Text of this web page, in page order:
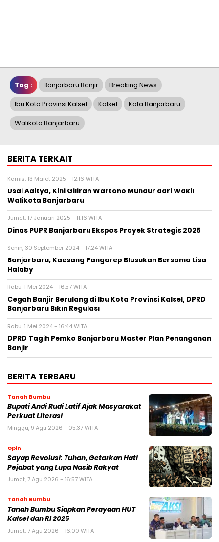
Tag : Banjarbaru Banjir Breaking News
Ibu Kota Provinsi Kalsel Kalsel Kota Banjarbaru
Walikota Banjarbaru
BERITA TERKAIT
Kamis, 13 Maret 2025 - 12:16 WITA
Usai Aditya, Kini Giliran Wartono Mundur dari Wakil
Walikota Banjarbaru
Jumat, 17 Januari 2025 - 11:16 WITA
Dinas PUPR Banjarbaru Ekspos Proyek Strategis 2025
Senin, 30 September 2024 - 17:24 WITA
Banjarbaru, Kaesang Pangarep Blusukan Bersama Lisa
Halaby
Rabu, 1 Mei 2024 - 16:57 WITA
Cegah Banjir Berulang di Ibu Kota Provinsi Kalsel, DPRD
Banjarbaru Bikin Regulasi
Rabu, 1 Mei 2024 - 16:44 WITA
DPRD Tagih Pemko Banjarbaru Master Plan Penanganan
Banjir
BERITA TERBARU
Tanah Bumbu
Bupati Andi Rudi Latif Ajak Masyarakat
Perkuat Literasi
Minggu, 9 Agu 2026 - 05:37 WITA
Opini
Sayap Revolusi: Tuhan, Getarkan Hati
Pejabat yang Lupa Nasib Rakyat
Jumat, 7 Agu 2026 - 16:57 WITA
Tanah Bumbu
Tanah Bumbu Siapkan Perayaan HUT
Kalsel dan RI 2026
Jumat, 7 Agu 2026 - 16:00 WITA